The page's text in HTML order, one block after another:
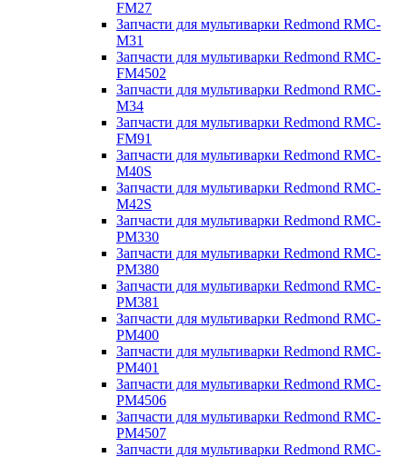
FM27
Запчасти для мультиварки Redmond RMC-
M31
Запчасти для мультиварки Redmond RMC-
FM4502
Запчасти для мультиварки Redmond RMC-
M34
Запчасти для мультиварки Redmond RMC-
FM91
Запчасти для мультиварки Redmond RMC-
M40S
Запчасти для мультиварки Redmond RMC-
M42S
Запчасти для мультиварки Redmond RMC-
PM330
Запчасти для мультиварки Redmond RMC-
PM380
Запчасти для мультиварки Redmond RMC-
PM381
Запчасти для мультиварки Redmond RMC-
PM400
Запчасти для мультиварки Redmond RMC-
PM401
Запчасти для мультиварки Redmond RMC-
PM4506
Запчасти для мультиварки Redmond RMC-
PM4507
Запчасти для мультиварки Redmond RMC-